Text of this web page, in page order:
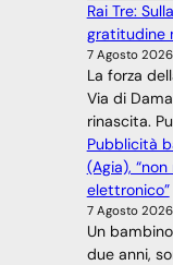
Rai Tre:
gratitudine
7 Agosto 2026
La forza
Via di
rinascita.
Pubblicità
(Agia),
elettronico”
7 Agosto 2026
Un
due anni,